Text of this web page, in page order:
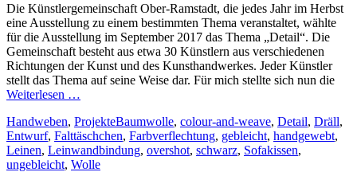
Die Künstlergemeinschaft Ober-Ramstadt, die jedes Jahr im Herbst
eine Ausstellung zu einem bestimmten Thema veranstaltet, wählte
für die Ausstellung im September 2017 das Thema „Detail“. Die
Gemeinschaft besteht aus etwa 30 Künstlern aus verschiedenen
Richtungen der Kunst und des Kunsthandwerkes. Jeder Künstler
stellt das Thema auf seine Weise dar. Für mich stellte sich nun die
Weiterlesen …
Kategorien
Handweben, ProjekteSchlagworte
Baumwolle, colour-and-weave, Detail, Dräll,
Entwurf, Falttäschchen, Farbverflechtung, gebleicht, handgewebt,
Leinen, Leinwandbindung, overshot, schwarz, Sofakissen,
ungebleicht, Wolle